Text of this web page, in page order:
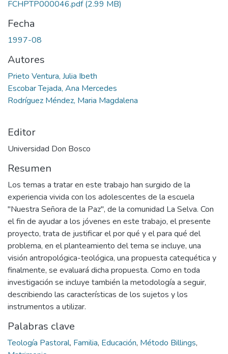
FCHPTP000046.pdf(2.99 MB)
Fecha
1997-08
Autores
Prieto Ventura, Julia Ibeth
Escobar Tejada, Ana Mercedes
Rodríguez Méndez, Maria Magdalena
Editor
Universidad Don Bosco
Resumen
Los temas a tratar en este trabajo han surgido de la
experiencia vivida con los adolescentes de la escuela
"Nuestra Señora de la Paz", de la comunidad La Selva. Con
el fin de ayudar a los jóvenes en este trabajo, el presente
proyecto, trata de justificar el por qué y el para qué del
problema, en el planteamiento del tema se incluye, una
visión antropológica-teológica, una propuesta catequética y
finalmente, se evaluará dicha propuesta. Como en toda
investigación se incluye también la metodología a seguir,
describiendo las características de los sujetos y los
instrumentos a utilizar.
Palabras clave
Teología Pastoral, Familia, Educación, Método Billings,